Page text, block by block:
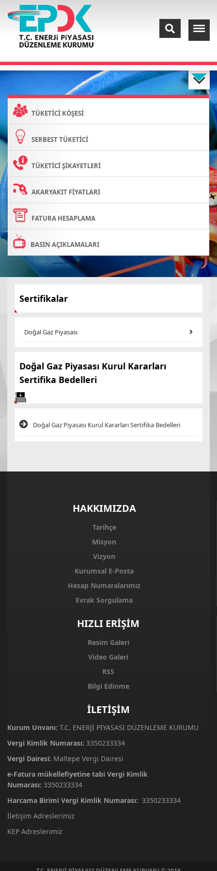
TÜKETİCİ KÖŞESİ
SERBEST TÜKETİCİ
TÜKETİCİ ŞİKAYETLERİ
AKARYAKIT FİYATLARI
FATURA HESAPLAMA
BASIN AÇIKLAMALARI
Sertifikalar
Doğal Gaz Piyasası
Doğal Gaz Piyasası Kurul Kararları
Sertifika Bedelleri
Doğal Gaz Piyasası Kurul Kararları Sertifika Bedelleri
HAKKIMIZDA
Tarihçe
Misyon
Vizyon
Kurumsal E-Posta
Hesap Numaralarımız
Evrak Sorgulama
HIZLI ERİŞİM
Resim Galeri
Video Galeri
RSS
Bilgi Edinme
İLETİŞİM
Kurum Unvanı: T.C. ENERJİ PİYASASI DÜZENLEME KURUMU
Vergi Kimlik Numarası: 3350233334
Vergi Dairesi: Maltepe Vergi Dairesi
e-Fatura mükellefiyetine tabi Vergi Kimlik
Numarası: 3350233334
Harcama Birimi Vergi Kimlik Numarası: 3350233334
İletişim Adreslerimiz
KEP Adreslerimiz